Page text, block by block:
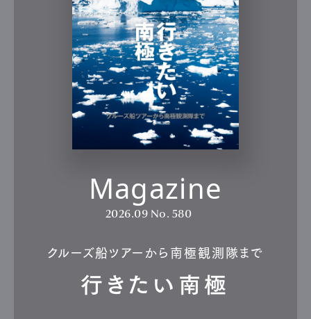
Magazine
2026.09 No. 580
クルーズ船ツアーから南極観測隊まで
行きたい南極